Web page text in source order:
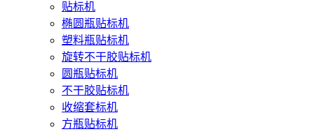
贴标机
椭圆瓶贴标机
塑料瓶贴标机
旋转不干胶贴标机
圆瓶贴标机
不干胶贴标机
收缩套标机
方瓶贴标机